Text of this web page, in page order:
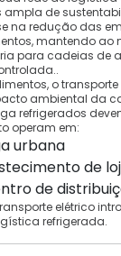
de
na redução das
mantendo ao
para cadeias de
o
ambiental da
refrigerados
operam em:
urbana
de
de
elétrico
refrigerada.